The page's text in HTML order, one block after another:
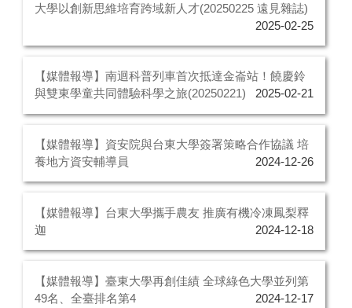
大學以創新思維培育跨域新人才(20250225 遠見雜誌)
2025-02-25
【媒體報導】南迴科普列車首次抵達金崙站！饒慶鈴
與雙東學童共同體驗科學之旅(20250221)
2025-02-21
【媒體報導】資安院與台東大學簽署策略合作協議 培
養地方資安輔導員
2024-12-26
【媒體報導】台東大學攜手農友 推廣有機冷凍鳳梨釋
迦
2024-12-18
【媒體報導】臺東大學再創佳績 全球綠色大學並列第
49名、全臺排名第4
2024-12-17